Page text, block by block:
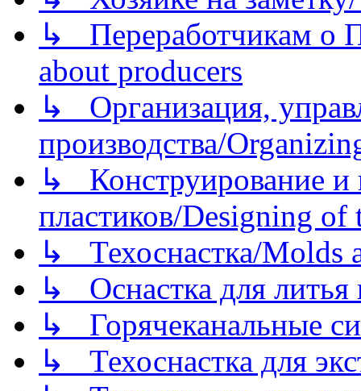
↳ Переработчикам о
about producers
↳ Организация,
производства/
↳ Конструирование и
пластиков/Designing of
↳ Техоснастка/Molds
↳ Оснастка для литья
↳ Горячеканальные
↳ Техоснастка для